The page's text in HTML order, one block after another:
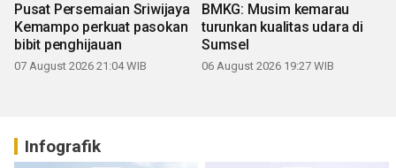
Pusat Persemaian Sriwijaya
Kemampo perkuat pasokan
bibit penghijauan
07 August 2026 21:04 WIB
BMKG: Musim kemarau
turunkan kualitas udara di
Sumsel
06 August 2026 19:27 WIB
Infografik